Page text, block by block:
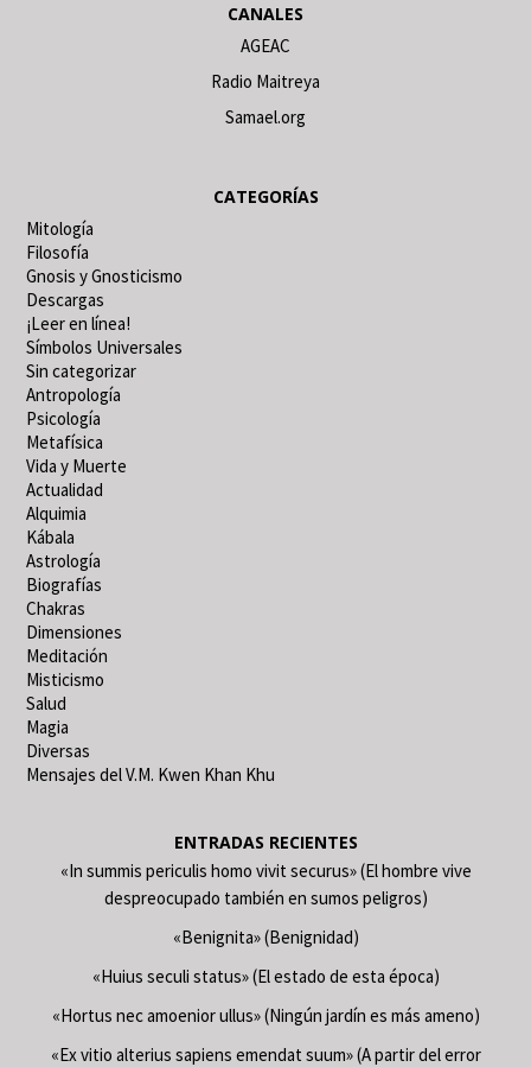
CANALES
AGEAC
Radio Maitreya
Samael.org
CATEGORÍAS
Mitología
Filosofía
Gnosis y Gnosticismo
Descargas
¡Leer en línea!
Símbolos Universales
Sin categorizar
Antropología
Psicología
Metafísica
Vida y Muerte
Actualidad
Alquimia
Kábala
Astrología
Biografías
Chakras
Dimensiones
Meditación
Misticismo
Salud
Magia
Diversas
Mensajes del V.M. Kwen Khan Khu
ENTRADAS RECIENTES
«In summis periculis homo vivit securus» (El hombre vive
despreocupado también en sumos peligros)
«Benignita» (Benignidad)
«Huius seculi status» (El estado de esta época)
«Hortus nec amoenior ullus» (Ningún jardín es más ameno)
«Ex vitio alterius sapiens emendat suum» (A partir del error